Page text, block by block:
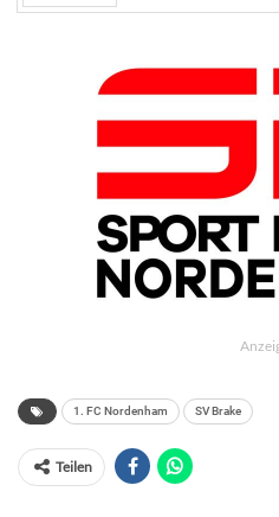
1. FC Nordenham SV Brake
Teilen